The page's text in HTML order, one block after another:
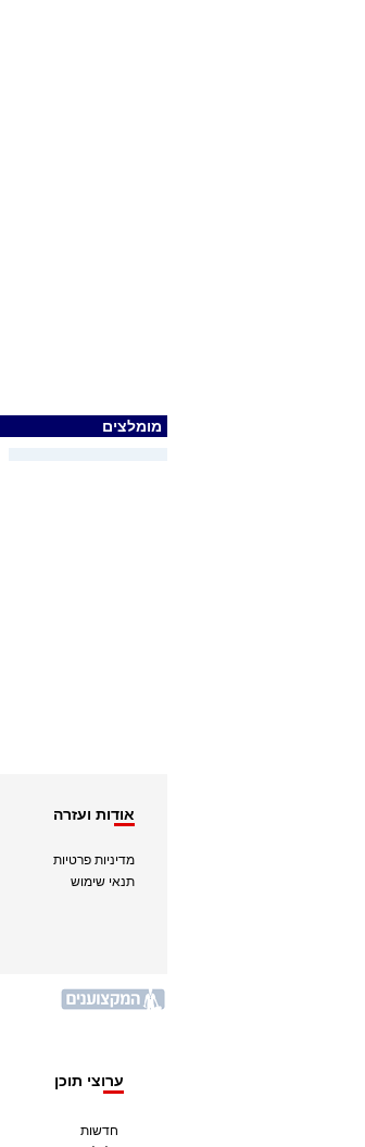
מומלצים
אודות ועזרה
מדיניות פרטיות
תנאי שימוש
ערוצי תוכן
חדשות